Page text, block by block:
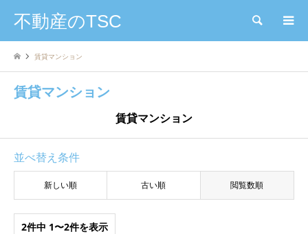
不動産のTSC 検索
賃貸マンション
賃貸マンション
賃貸マンション
並べ替え条件
新しい順 古い順 閲覧数順
2件中 1〜2件を表示